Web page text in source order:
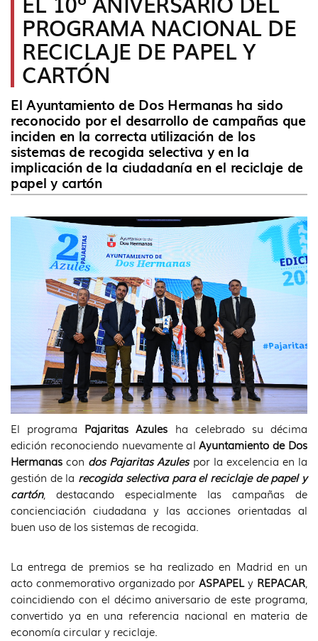
idioma
PROGRAMA NACIONAL DE
RECICLAJE DE PAPEL Y
CARTÓN
El Ayuntamiento de Dos Hermanas ha sido
reconocido por el desarrollo de campañas que
inciden en la correcta utilización de los
sistemas de recogida selectiva y en la
implicación de la ciudadanía en el reciclaje de
papel y cartón
El programa Pajaritas Azules ha celebrado su décima
edición reconociendo nuevamente alAyuntamiento de Dos
Hermanas con dos Pajaritas Azulespor la excelencia en la
gestión de la recogida selectiva para el reciclaje de papel y
cartón, destacando especialmente las campañas de
concienciación ciudadana y las acciones orientadas al
buen uso de los sistemas de recogida.
La entrega de premios se ha realizado en Madrid en un
acto conmemorativo organizado porASPAPELy REPACAR,
coincidiendo con el décimo aniversario de este programa,
convertido ya en una referencia nacional en materia de
economía circular y reciclaje.